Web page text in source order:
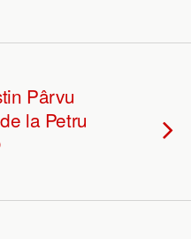
Pârvu
la Petru